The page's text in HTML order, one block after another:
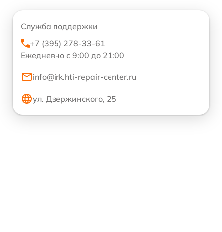
Служба поддержки
+7 (395) 278-33-61
Ежедневно с 9:00 до 21:00
info@irk.hti-repair-center.ru
ул. Дзержинского, 25